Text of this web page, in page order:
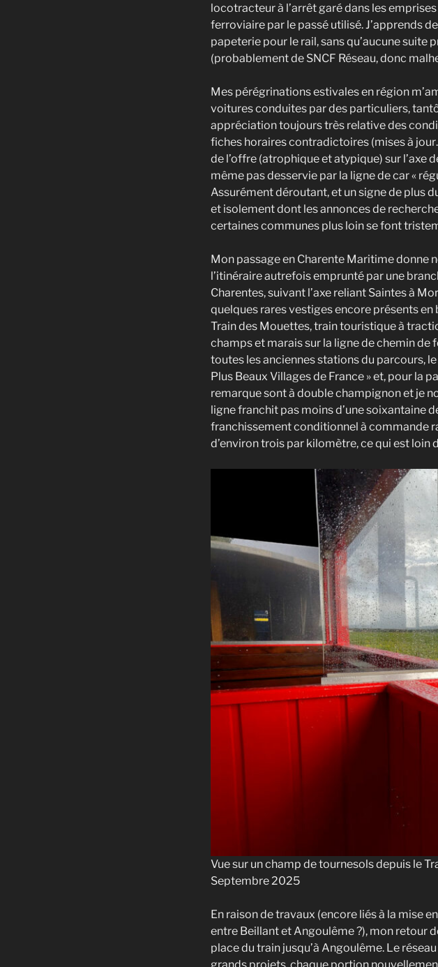
locotracteur à l’arrêt garé dans les
ferroviaire par le passé utilisé. J’apprends
papeterie pour le rail, sans qu’aucune suite
(probablement de SNCF Réseau, donc
Mes pérégrinations estivales en région
voitures conduites par des particuliers,
appréciation toujours très relative des
fiches horaires contradictoires (mises à
de l’offre (atrophique et atypique) sur l’axe
même pas desservie par la ligne de car «
Assurément déroutant, et un signe de plus
et isolement dont les annonces de
certaines communes plus loin se font
Mon passage en Charente Maritime donne
l’itinéraire autrefois emprunté par une
Charentes, suivant l’axe reliant Saintes à
quelques rares vestiges encore présents
Train des Mouettes, train touristique à
champs et marais sur la ligne de chemin de
toutes les anciennes stations du parcours,
Plus Beaux Villages de France » et, pour la
remarque sont à double champignon et je
ligne franchit pas moins d’une soixantaine
franchissement conditionnel à commande
d’environ trois par kilomètre, ce qui est loin
Vue sur un champ de tournesols depuis le
Septembre 2025
En raison de travaux (encore liés à la mise
entre Beillant et Angoulême ?), mon retour
place du train jusqu’à Angoulême. Le
grands projets, chaque portion